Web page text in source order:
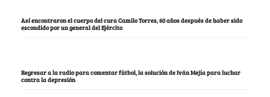
Así encontraron el cuerpo del cura Camilo Torres, 60 años después de haber sido
escondido por un general del Ejército
Regresar a la radio para comentar fútbol, la solución de Iván Mejía para luchar
contra la depresión